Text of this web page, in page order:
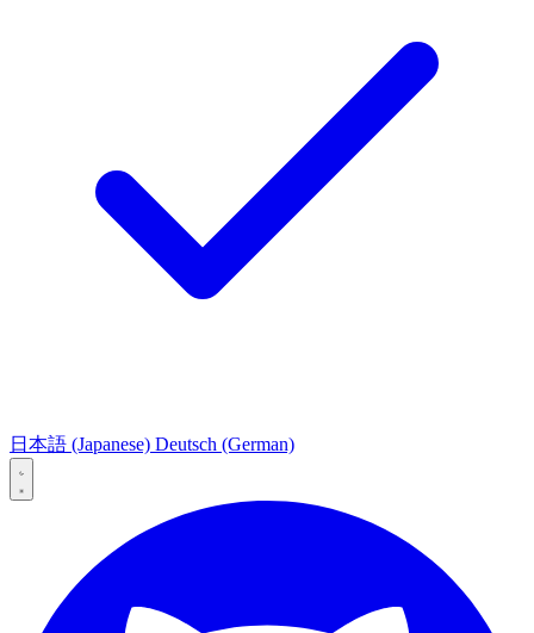
日本語 (Japanese) Deutsch (German)